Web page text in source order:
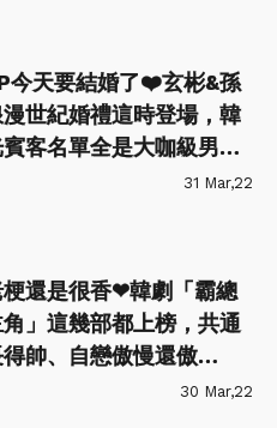
今天要結婚了❤️玄彬&孫
世紀婚禮這時登場，韓
客名單全是大咖級男女
31 Mar,22
還是很香❤韓劇「霸總
」這幾部都上榜，共通
帥、自戀傲慢還傲
30 Mar,22